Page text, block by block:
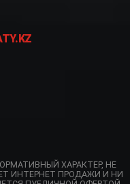
ХАРАКТЕР, НЕ
ИНТЕРНЕТ ПРОДАЖИ И НИ